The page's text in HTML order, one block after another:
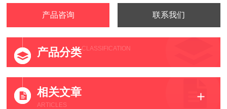
产品咨询 联系我们
产品分类CLASSIFICATION
相关文章
ARTICLES